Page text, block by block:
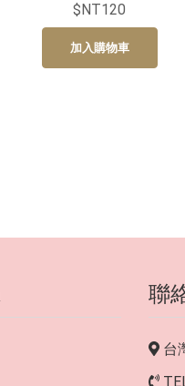
$NT120
加入購物車
聯
台